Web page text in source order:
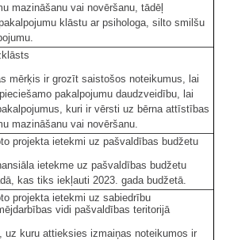
mazināšanu vai novēršanu, tādēļ
klāstu ar psihologa, silto smilšu
mērķis ir grozīt saistošos noteikumus, lai
pakalpojumu daudzveidību, lai
kuri ir vērsti uz bērna attīstības
mazināšanu vai novēršanu.
projekta ietekmi uz pašvaldības budžetu
ietekme uz pašvaldības budžetu
kas tiks iekļauti 2023. gada budžetā.
projekta ietekmi uz sabiedrību
vidi pašvaldības teritorijā
uz kuru attieksies izmaiņas noteikumos ir